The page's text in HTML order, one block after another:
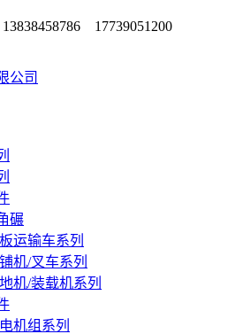
17739051200
公司
碾
运输车系列
机/叉车系列
机/装载机系列
机组系列